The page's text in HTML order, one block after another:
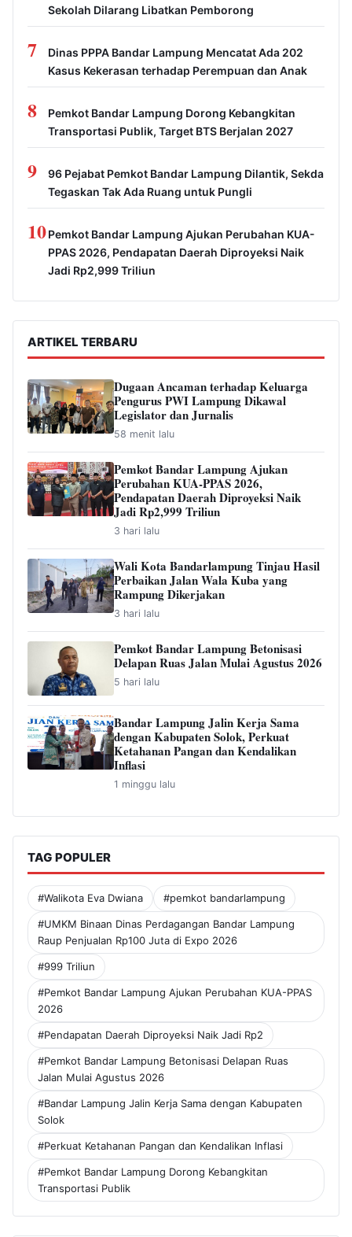
Sekolah Dilarang Libatkan Pemborong
7
Dinas PPPA Bandar Lampung Mencatat Ada 202
Kasus Kekerasan terhadap Perempuan dan Anak
8
Pemkot Bandar Lampung Dorong Kebangkitan
Transportasi Publik, Target BTS Berjalan 2027
9
96 Pejabat Pemkot Bandar Lampung Dilantik, Sekda
Tegaskan Tak Ada Ruang untuk Pungli
10Pemkot Bandar Lampung Ajukan Perubahan KUA-
PPAS 2026, Pendapatan Daerah Diproyeksi Naik
Jadi Rp2,999 Triliun
ARTIKEL TERBARU
Dugaan Ancaman terhadap Keluarga
Pengurus PWI Lampung Dikawal
Legislator dan Jurnalis
58 menit lalu
Pemkot Bandar Lampung Ajukan
Perubahan KUA-PPAS 2026,
Pendapatan Daerah Diproyeksi Naik
Jadi Rp2,999 Triliun
3 hari lalu
Wali Kota Bandarlampung Tinjau Hasil
Perbaikan Jalan Wala Kuba yang
Rampung Dikerjakan
3 hari lalu
Pemkot Bandar Lampung Betonisasi
Delapan Ruas Jalan Mulai Agustus 2026
5 hari lalu
Bandar Lampung Jalin Kerja Sama
dengan Kabupaten Solok, Perkuat
Ketahanan Pangan dan Kendalikan
Inflasi
1 minggu lalu
TAG POPULER
#Walikota Eva Dwiana #pemkot bandarlampung
#UMKM Binaan Dinas Perdagangan Bandar Lampung
Raup Penjualan Rp100 Juta di Expo 2026
#999 Triliun
#Pemkot Bandar Lampung Ajukan Perubahan KUA-PPAS
2026
#Pendapatan Daerah Diproyeksi Naik Jadi Rp2
#Pemkot Bandar Lampung Betonisasi Delapan Ruas
Jalan Mulai Agustus 2026
#Bandar Lampung Jalin Kerja Sama dengan Kabupaten
Solok
#Perkuat Ketahanan Pangan dan Kendalikan Inflasi
#Pemkot Bandar Lampung Dorong Kebangkitan
Transportasi Publik